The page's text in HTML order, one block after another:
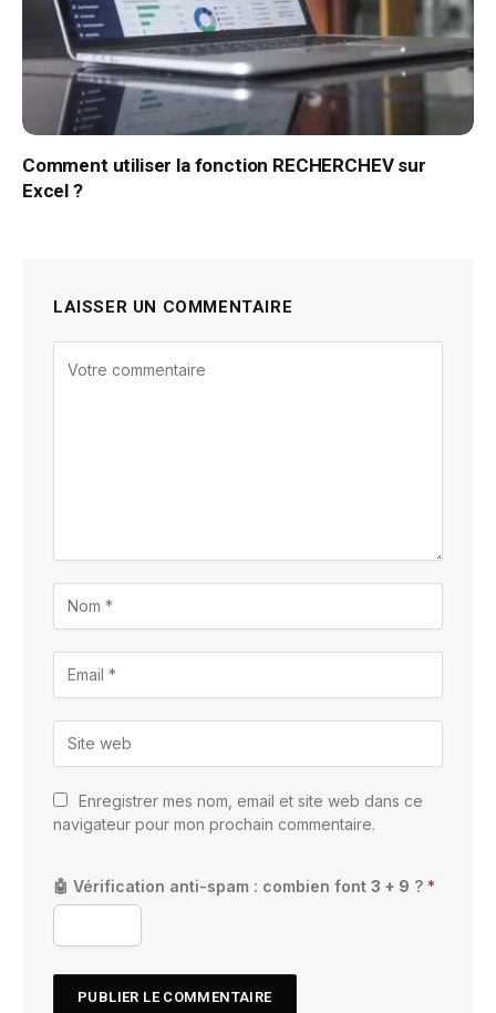
Comment utiliser la fonction RECHERCHEV sur
Excel ?
LAISSER UN COMMENTAIRE
Enregistrer mes nom, email et site web dans ce
navigateur pour mon prochain commentaire.
🤖 Vérification anti-spam : combien font 3 + 9 ? *